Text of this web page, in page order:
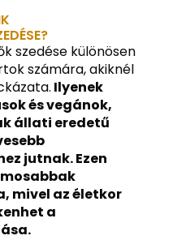
szedése különösen
számára, akiknél
Ilyenek
és vegánok,
állati eredetű
jutnak.Ezen
mivel az életkor
a